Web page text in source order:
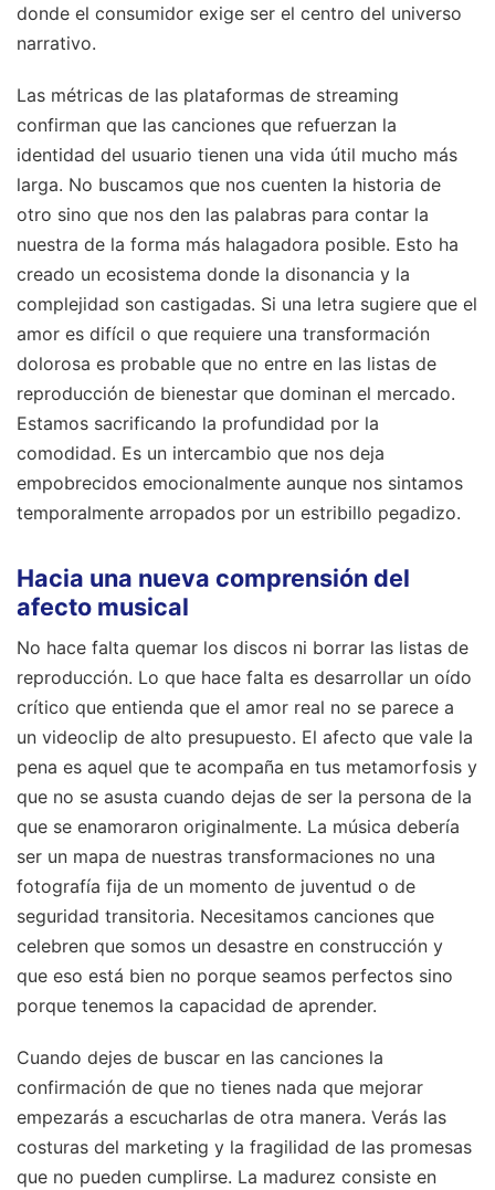
donde el consumidor exige ser el centro del universo
narrativo.
Las métricas de las plataformas de streaming
confirman que las canciones que refuerzan la
identidad del usuario tienen una vida útil mucho más
larga. No buscamos que nos cuenten la historia de
otro sino que nos den las palabras para contar la
nuestra de la forma más halagadora posible. Esto ha
creado un ecosistema donde la disonancia y la
complejidad son castigadas. Si una letra sugiere que el
amor es difícil o que requiere una transformación
dolorosa es probable que no entre en las listas de
reproducción de bienestar que dominan el mercado.
Estamos sacrificando la profundidad por la
comodidad. Es un intercambio que nos deja
empobrecidos emocionalmente aunque nos sintamos
temporalmente arropados por un estribillo pegadizo.
Hacia una nueva comprensión del
afecto musical
No hace falta quemar los discos ni borrar las listas de
reproducción. Lo que hace falta es desarrollar un oído
crítico que entienda que el amor real no se parece a
un videoclip de alto presupuesto. El afecto que vale la
pena es aquel que te acompaña en tus metamorfosis y
que no se asusta cuando dejas de ser la persona de la
que se enamoraron originalmente. La música debería
ser un mapa de nuestras transformaciones no una
fotografía fija de un momento de juventud o de
seguridad transitoria. Necesitamos canciones que
celebren que somos un desastre en construcción y
que eso está bien no porque seamos perfectos sino
porque tenemos la capacidad de aprender.
Cuando dejes de buscar en las canciones la
confirmación de que no tienes nada que mejorar
empezarás a escucharlas de otra manera. Verás las
costuras del marketing y la fragilidad de las promesas
que no pueden cumplirse. La madurez consiste en